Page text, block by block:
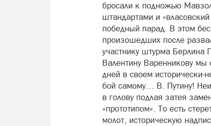
бросали к подножью
штандартами и
победный парад. В этом
произошедших после
участнику штурма Берлина
Валентину Варенникову
дней в своем исторически-
бой самому… В. Путину!
в голову подлая затея
«прототипом». То есть
молот, историческую